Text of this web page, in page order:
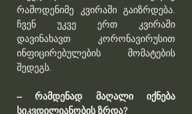
რამოდენიმე კვირაში გაიზრდება.
ჩვენ უკვე ერთ კვირაში
დავინახავთ კორონავირუსით
ინფიცირებულების მომატების
შედეგს.
– რამდენად მაღალი იქნება
სიკვდილიანობის ზრდა?